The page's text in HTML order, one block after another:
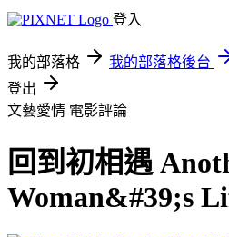
登入
我的部落格 我的部落格後台
登出
文藝愛情 電影評論
回到初相遇
Woman&#39;s